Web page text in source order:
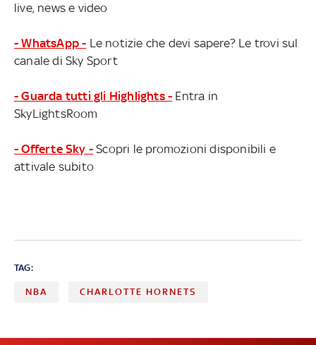
live, news e video
- WhatsApp - Le notizie che devi sapere? Le trovi sul
canale di Sky Sport
- Guarda tutti gli Highlights - Entra in
SkyLightsRoom
- Offerte Sky - Scopri le promozioni disponibili e
attivale subito
TAG:
NBA CHARLOTTE HORNETS